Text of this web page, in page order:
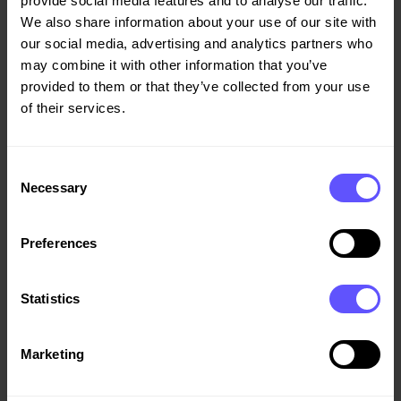
We also share information about your use of our site with
our social media, advertising and analytics partners who
may combine it with other information that you’ve
provided to them or that they’ve collected from your use
of their services.
Selection
Necessary
Preferences
Statistics
Marketing
2007-04-03